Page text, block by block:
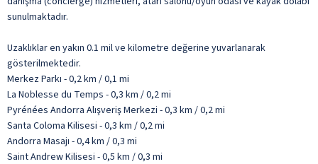
sunulmaktadır.
Uzaklıklar en yakın 0.1 mil ve kilometre değerine yuvarlanarak
gösterilmektedir.
Merkez Parkı - 0,2 km / 0,1 mi
La Noblesse du Temps - 0,3 km / 0,2 mi
Pyrénées Andorra Alışveriş Merkezi - 0,3 km / 0,2 mi
Santa Coloma Kilisesi - 0,3 km / 0,2 mi
Andorra Masajı - 0,4 km / 0,3 mi
Saint Andrew Kilisesi - 0,5 km / 0,3 mi